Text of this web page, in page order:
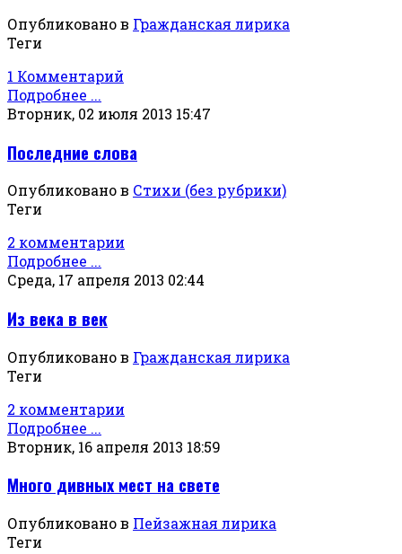
Опубликовано в Гражданская лирика
Теги
1 Комментарий
Подробнее ...
Вторник, 02 июля 2013 15:47
Последние слова
Опубликовано в Стихи (без рубрики)
Теги
2 комментарии
Подробнее ...
Среда, 17 апреля 2013 02:44
Из века в век
Опубликовано в Гражданская лирика
Теги
2 комментарии
Подробнее ...
Вторник, 16 апреля 2013 18:59
Много дивных мест на свете
Опубликовано в Пейзажная лирика
Теги